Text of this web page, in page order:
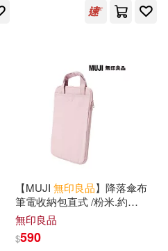
【MUJI 無印良品】降落傘布
筆電收納包直式 /粉米.約
34x25cm
無印良品
$590